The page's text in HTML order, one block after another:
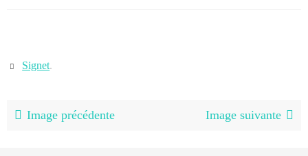
Signet.
Image précédente Image suivante